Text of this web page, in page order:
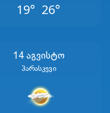
19° 26°
14 Აგვისტო
Პარასკევი